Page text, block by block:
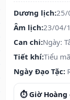
Dương lịch:25/
Âm lịch:23/04/
Can chi:Ngày:
Tiết khí:Tiểu
Ngày Đạo Tặc:
⏱️ Giờ Hoàng